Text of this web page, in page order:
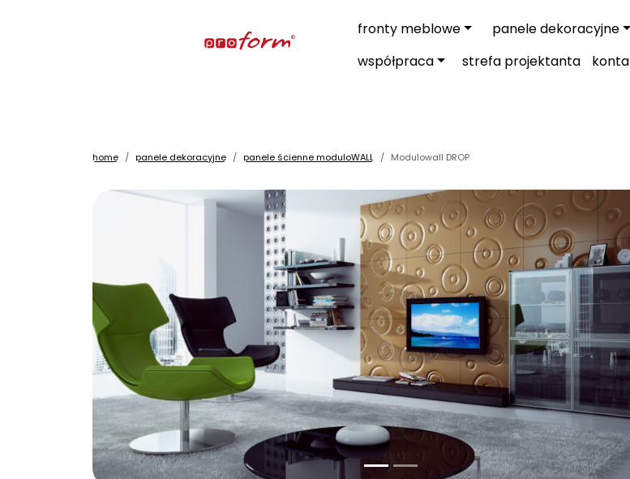
fronty meblowe panele dekoracyjne
współpraca
strefa projektanta
home panele dekoracyjne panele ścienne moduloWALL Modulowall DROP